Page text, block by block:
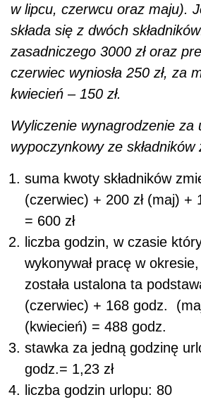
w lipcu, czerwcu oraz maju).
składa się z dwóch
zasadniczego 3000 zł oraz
czerwiec wyniosła 250 zł, za
kwiecień – 150 zł.
Wyliczenie wynagrodzenie za
wypoczynkowy ze składników
suma kwoty składników
(czerwiec) + 200 zł (maj) +
= 600 zł
liczba godzin, w czasie
wykonywał pracę w
została ustalona ta
(czerwiec) + 168 godz.
(kwiecień) = 488 godz.
stawka za jedną godzinę
godz.= 1,23 zł
liczba godzin urlopu: 80